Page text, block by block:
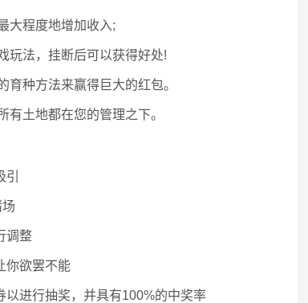
大程度地增加收入;
玩法，挂断后可以获得好处!
种方法来赢得巨大的红包。
土地都在您的管理之下。
调整
你欲罢不能
进行抽奖，并具有100%的中奖率